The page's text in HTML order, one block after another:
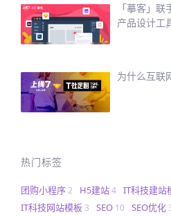
「摹客」
产品设计工
为什么互联
热门标签
团购小程序2 H5建站4 IT科技建站
IT科技网站模板 3 SEO 10 SEO优化